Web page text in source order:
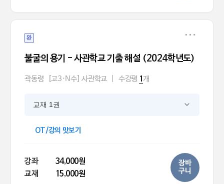
완
불굴의 용기 - 사관학교 기출 해설 (2024학년도)
곽동령 [고3·N수] 사관학교 수강평 1개
교재 1권
OT/강의 맛보기
강좌
34,000원
교재
15,000원
장바
구니